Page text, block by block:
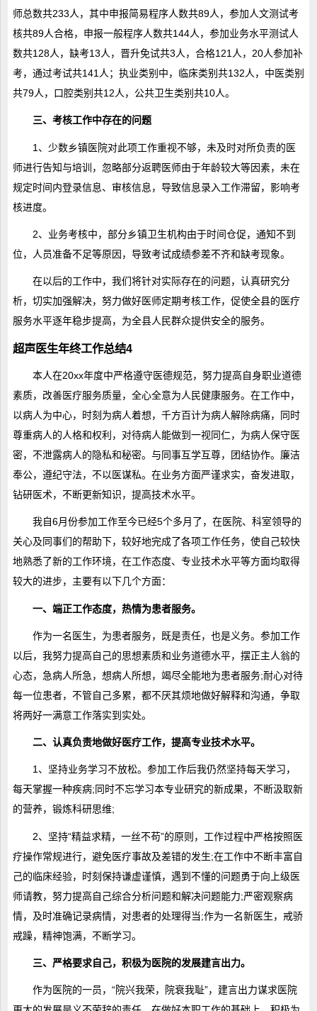
师总数共233人，其中申报简易程序人数共89人，参加人文测试考
核共89人合格，申报一般程序人数共144人，参加业务水平测试人
数共128人，缺考13人，晋升免试共3人，合格121人，20人参加补
考，通过考试共141人；执业类别中，临床类别共132人，中医类别
共79人，口腔类别共12人，公共卫生类别共10人。
三、考核工作中存在的问题
1、少数乡镇医院对此项工作重视不够，未及时对所负责的医
师进行告知与培训，忽略部分返聘医师由于年龄较大等因素，未在
规定时间内登录信息、审核信息，导致信息录入工作滞留，影响考
核进度。
2、业务考核中，部分乡镇卫生机构由于时间仓促，通知不到
位，人员准备不足等原因，导致考试成绩参差不齐和缺考现象。
在以后的工作中，我们将针对实际存在的问题，认真研究分
析，切实加强解决，努力做好医师定期考核工作，促使全县的医疗
服务水平逐年稳步提高，为全县人民群众提供安全的服务。
超声医生年终工作总结4
本人在20xx年度中严格遵守医德规范，努力提高自身职业道德
素质，改善医疗服务质量，全心全意为人民健康服务。在工作中，
以病人为中心，时刻为病人着想，千方百计为病人解除病痛，同时
尊重病人的人格和权利，对待病人能做到一视同仁，为病人保守医
密，不泄露病人的隐私和秘密。与同事互学互尊，团结协作。廉洁
奉公，遵纪守法，不以医谋私。在业务方面严谨求实，奋发进取，
钻研医术，不断更新知识，提高技术水平。
我自6月份参加工作至今已经5个多月了，在医院、科室领导的
关心及同事们的帮助下，较好地完成了各项工作任务，使自己较快
地熟悉了新的工作环境，在工作态度、专业技术水平等方面均取得
较大的进步，主要有以下几个方面：
一、端正工作态度，热情为患者服务。
作为一名医生，为患者服务，既是责任，也是义务。参加工作
以后，我努力提高自己的思想素质和业务道德水平，摆正主人翁的
心态，急病人所急，想病人所想，竭尽全能地为患者服务;耐心对待
每一位患者，不管自己多累，都不厌其烦地做好解释和沟通，争取
将两好一满意工作落实到实处。
二、认真负责地做好医疗工作，提高专业技术水平。
1、坚持业务学习不放松。参加工作后我仍然坚持每天学习，
每天掌握一种疾病;同时不忘学习本专业研究的新成果，不断汲取新
的营养，锻炼科研思维;
2、坚持“精益求精，一丝不苟”的原则，工作过程中严格按照医
疗操作常规进行，避免医疗事故及差错的发生;在工作中不断丰富自
己的临床经验，时刻保持谦虚谨慎，遇到不懂的问题勇于向上级医
师请教，努力提高自己综合分析问题和解决问题能力;严密观察病
情，及时准确记录病情，对患者的处理得当;作为一名新医生，戒骄
戒躁，精神饱满，不断学习。
三、严格要求自己，积极为医院的发展建言出力。
作为医院的一员，“院兴我荣，院衰我耻”，建言出力谋求医院